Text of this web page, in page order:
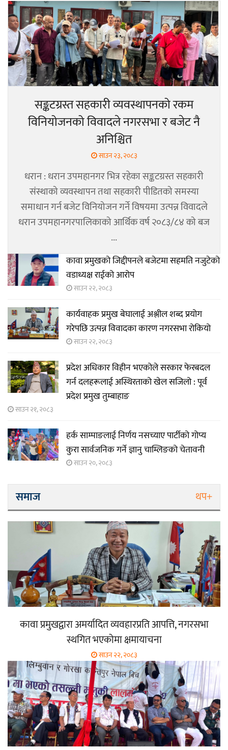
सङ्कटग्रस्त सहकारी व्यवस्थापनको रकम
विनियोजनको विवादले नगरसभा र बजेट नै
अनिश्चित
साउन २३, २०८३
धरान : धरान उपमहानगर भित्र रहेका सङ्कटग्रस्त सहकारी
संस्थाको व्यवस्थापन तथा सहकारी पीडितको समस्या
समाधान गर्न बजेट विनियोजन गर्ने विषयमा उत्पन्न विवादले
धरान उपमहानगरपालिकाको आर्थिक वर्ष २०८३/८४ को बज
...
कावा प्रमुखको जिद्दीपनले बजेटमा सहमति नजुटेको
वडाध्यक्ष राईको आरोप
साउन २२, २०८३
कार्यवाहक प्रमुख बेघालाई अश्लील शब्द प्रयोग
गरेपछि उत्पन्न विवादका कारण नगरसभा रोकियो
साउन २२, २०८३
प्रदेश अधिकार विहीन भएकोले सरकार फेरबदल
गर्न दलहरूलाई अस्थिरताको खेल सजिलो : पूर्व
प्रदेश प्रमुख तुम्बाहाङ
साउन २१, २०८३
हर्क साम्पाङलाई निर्णय नसच्याए पार्टीको गोप्य
कुरा सार्वजनिक गर्ने ज्ञानु चाम्लिङको चेतावनी
साउन २०, २०८३
समाज थप+
कावा प्रमुखद्वारा अमर्यादित व्यवहारप्रति आपत्ति, नगरसभा
स्थगित भएकोमा क्षमायाचना
साउन २२, २०८३